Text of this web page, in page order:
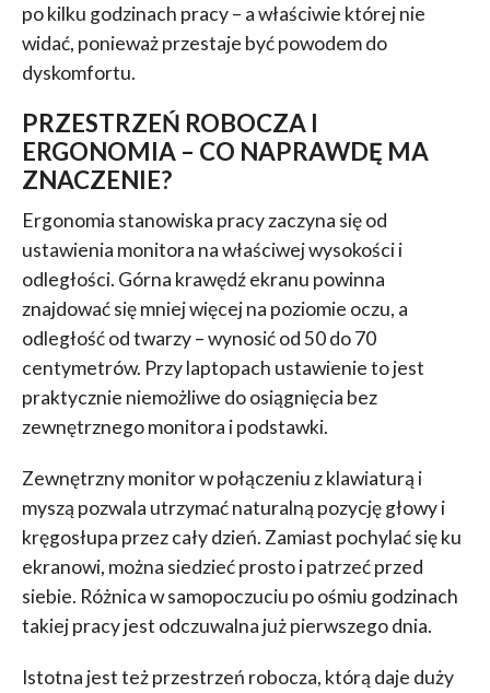
po kilku godzinach pracy – a właściwie której nie
widać, ponieważ przestaje być powodem do
dyskomfortu.
PRZESTRZEŃ ROBOCZA I
ERGONOMIA – CO NAPRAWDĘ MA
ZNACZENIE?
Ergonomia stanowiska pracy zaczyna się od
ustawienia monitora na właściwej wysokości i
odległości. Górna krawędź ekranu powinna
znajdować się mniej więcej na poziomie oczu, a
odległość od twarzy – wynosić od 50 do 70
centymetrów. Przy laptopach ustawienie to jest
praktycznie niemożliwe do osiągnięcia bez
zewnętrznego monitora i podstawki.
Zewnętrzny monitor w połączeniu z klawiaturą i
myszą pozwala utrzymać naturalną pozycję głowy i
kręgosłupa przez cały dzień. Zamiast pochylać się ku
ekranowi, można siedzieć prosto i patrzeć przed
siebie. Różnica w samopoczuciu po ośmiu godzinach
takiej pracy jest odczuwalna już pierwszego dnia.
Istotna jest też przestrzeń robocza, którą daje duży